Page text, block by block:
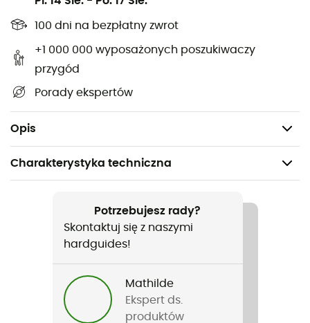
100 dni na bezpłatny zwrot
+1 000 000 wyposażonych poszukiwaczy
przygód
Porady ekspertów
Opis
100% naturalne i przyjazne dla środowiska,
Gorący, trwały płomień,
Waga: od 50 do 70 g.
Charakterystyka techniczna
Turystyka piesza / Trekking / Podróże / Kemping
Nazwa produktu
Tinder-on-a-Rope
Potrzebujesz rady?
Skontaktuj się z naszymi
hardguides!
Mathilde
Ekspert ds.
produktów